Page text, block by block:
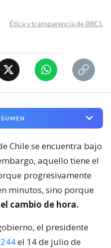
Ética y transparencia de BBCL
Chile se encuentra bajo
aquello tiene el
progresivamente
minutos, sino porque
cambio de hora.
el presidente
el 14 de julio de